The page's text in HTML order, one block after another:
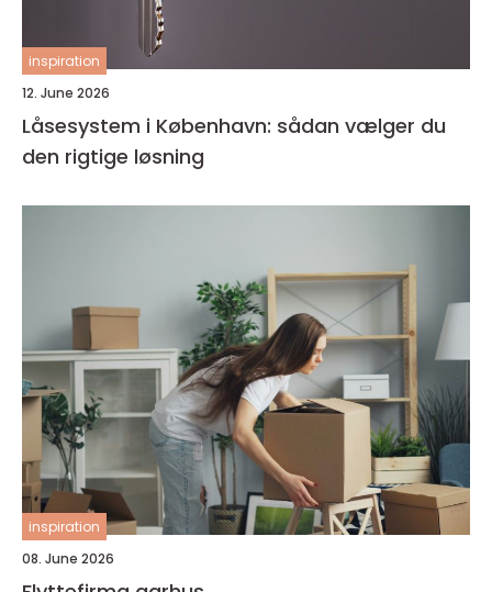
inspiration
12. June 2026
Låsesystem i København: sådan vælger du
den rigtige løsning
inspiration
08. June 2026